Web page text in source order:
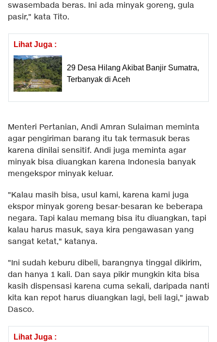
swasembada beras. Ini ada minyak goreng, gula
pasir," kata Tito.
Lihat Juga :
29 Desa Hilang Akibat Banjir Sumatra,
Terbanyak di Aceh
Menteri Pertanian, Andi Amran Sulaiman meminta
agar pengiriman barang itu tak termasuk beras
karena dinilai sensitif. Andi juga meminta agar
minyak bisa diuangkan karena Indonesia banyak
mengekspor minyak keluar.
"Kalau masih bisa, usul kami, karena kami juga
ekspor minyak goreng besar-besaran ke beberapa
negara. Tapi kalau memang bisa itu diuangkan, tapi
kalau harus masuk, saya kira pengawasan yang
sangat ketat," katanya.
"Ini sudah keburu dibeli, barangnya tinggal dikirim,
dan hanya 1 kali. Dan saya pikir mungkin kita bisa
kasih dispensasi karena cuma sekali, daripada nanti
kita kan repot harus diuangkan lagi, beli lagi," jawab
Dasco.
Lihat Juga :